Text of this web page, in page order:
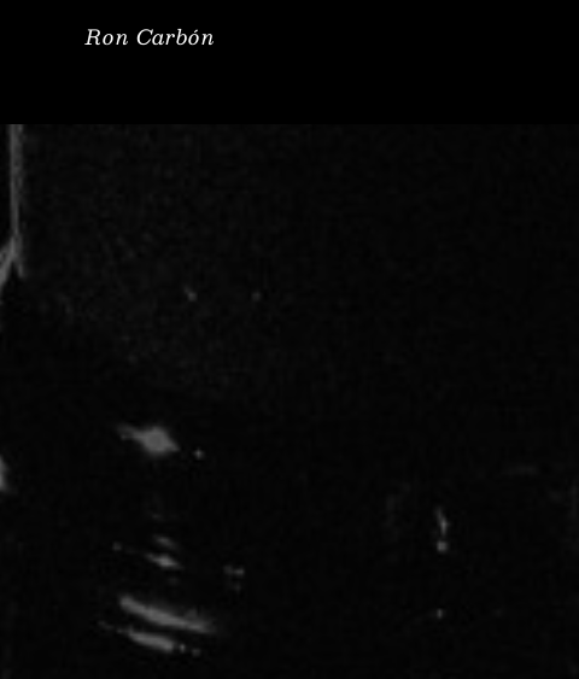
Ron Carbón